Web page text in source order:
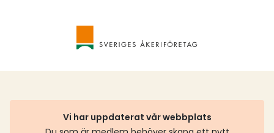
Vi har uppdaterat vår webbplats